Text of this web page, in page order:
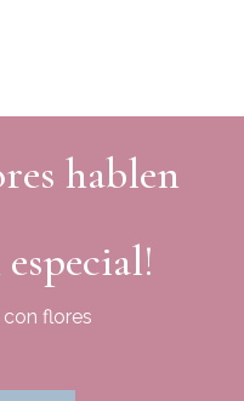
hablen
flores